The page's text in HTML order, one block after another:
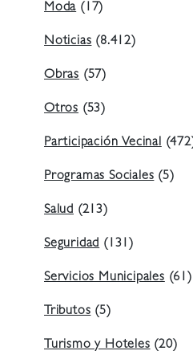
Moda (17)
Noticias (8.412)
Obras (57)
Otros (53)
Participación Vecinal
Programas Sociales (5)
Salud (213)
Seguridad (131)
Servicios Municipales (61)
Tributos (5)
Turismo y Hoteles (20)